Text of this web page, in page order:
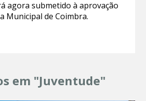
agora submetido à aprovação
Municipal de Coimbra.
em "Juventude"